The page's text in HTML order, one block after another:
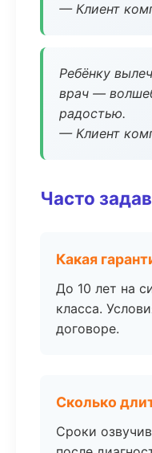
— Клиент
Ребёнку
врач —
радостью.
— Клиент
Часто
Какая
До 10 лет на
класса.
договоре.
Сколько
Сроки